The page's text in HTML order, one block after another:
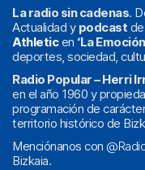
La radio sin cadenas.
Actualidad y podcast de
Athleticen ‘La
deportes, sociedad,
Radio Popular – Herri
en el año 1960 y
programación de
territorio histórico de
Menciónanos con
Bizkaia.